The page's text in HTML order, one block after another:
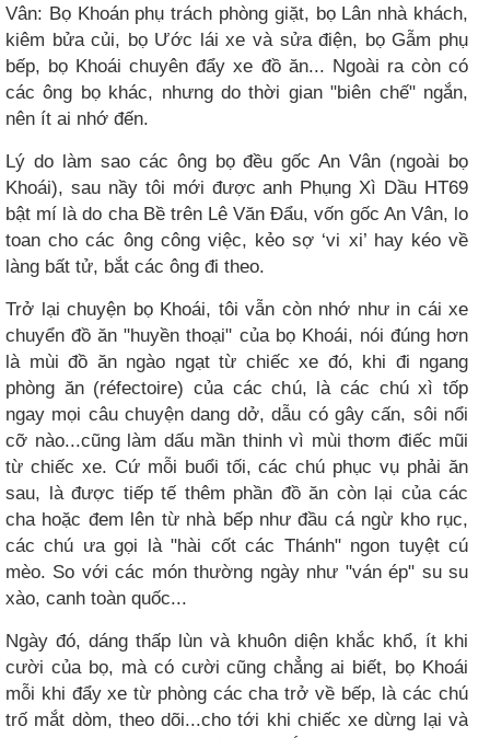
Vân: Bọ Khoán phụ trách phòng giặt, bọ Lân nhà khách,
kiêm bửa củi, bọ Ước lái xe và sửa điện, bọ Gẫm phụ
bếp, bọ Khoái chuyên đẩy xe đồ ăn... Ngoài ra còn có
các ông bọ khác, nhưng do thời gian "biên chế" ngắn,
nên ít ai nhớ đến.
Lý do làm sao các ông bọ đều gốc An Vân (ngoài bọ
Khoái), sau nầy tôi mới được anh Phụng Xì Dầu HT69
bật mí là do cha Bề trên Lê Văn Đẩu, vốn gốc An Vân, lo
toan cho các ông công việc, kẻo sợ ‘vi xi’ hay kéo về
làng bất tử, bắt các ông đi theo.
Trở lại chuyện bọ Khoái, tôi vẫn còn nhớ như in cái xe
chuyển đồ ăn "huyền thoại" của bọ Khoái, nói đúng hơn
là mùi đồ ăn ngào ngạt từ chiếc xe đó, khi đi ngang
phòng ăn (réfectoire) của các chú, là các chú xì tốp
ngay mọi câu chuyện dang dở, dẫu có gây cấn, sôi nổi
cỡ nào...cũng làm dấu mần thinh vì mùi thơm điếc mũi
từ chiếc xe. Cứ mỗi buổi tối, các chú phục vụ phải ăn
sau, là được tiếp tế thêm phần đồ ăn còn lại của các
cha hoặc đem lên từ nhà bếp như đầu cá ngừ kho rục,
các chú ưa gọi là "hài cốt các Thánh" ngon tuyệt cú
mèo. So với các món thường ngày như "ván ép" su su
xào, canh toàn quốc...
Ngày đó, dáng thấp lùn và khuôn diện khắc khổ, ít khi
cười của bọ, mà có cười cũng chẳng ai biết, bọ Khoái
mỗi khi đẩy xe từ phòng các cha trở về bếp, là các chú
trố mắt dòm, theo dõi...cho tới khi chiếc xe dừng lại và